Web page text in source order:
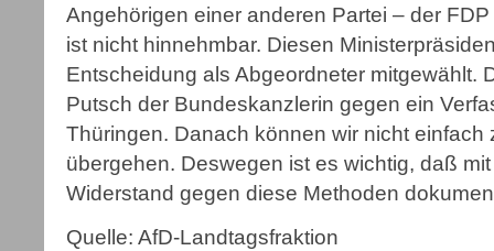
Angehörigen einer anderen Partei – der
ist nicht hinnehmbar. Diesen
Entscheidung als Abgeordneter mitgewählt.
Putsch der Bundeskanzlerin gegen ein
Thüringen. Danach können wir nicht einfach
übergehen. Deswegen ist es wichtig, daß
Widerstand gegen diese Methoden
Quelle: AfD-Landtagsfraktion